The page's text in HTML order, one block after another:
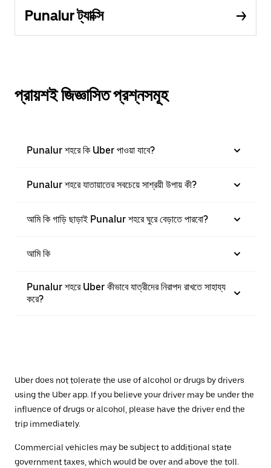
Punalur ট্যাক্সি
প্রায়শই জিজ্ঞাসিত প্রশ্নসমূহ
Punalur শহরে কি Uber পাওয়া যাবে?
Punalur শহরে যাতায়াতের সবচেয়ে সাশ্রয়ী উপায় কী?
আমি কি গাড়ি ছাড়াই Punalur শহরে ঘুরে বেড়াতে পারবো?
আমি কি
Punalur শহরে Uber কীভাবে যাত্রীদের নিরাপদ রাখতে সাহায্য
করে?
Uber does not tolerate the use of alcohol or drugs by drivers
using the Uber app. If you believe your driver may be under the
influence of drugs or alcohol, please have the driver end the
trip immediately.
Commercial vehicles may be subject to additional state
government taxes, which would be over and above the toll.